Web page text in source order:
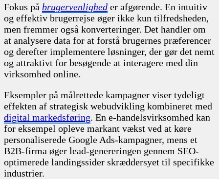
Fokus på brugervenlighed er afgørende. En intuitiv
og effektiv brugerrejse øger ikke kun tilfredsheden,
men fremmer også konverteringer. Det handler om
at analysere data for at forstå brugernes præferencer
og derefter implementere løsninger, der gør det nemt
og attraktivt for besøgende at interagere med din
virksomhed online.
Eksempler på målrettede kampagner viser tydeligt
effekten af strategisk webudvikling kombineret med
digital markedsføring. En e-handelsvirksomhed kan
for eksempel opleve markant vækst ved at køre
personaliserede Google Ads-kampagner, mens et
B2B-firma øger lead-genereringen gennem SEO-
optimerede landingssider skræddersyet til specifikke
industrier.